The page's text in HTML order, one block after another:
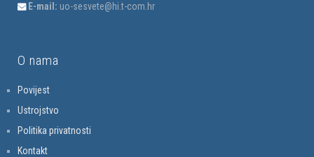
E-mail: uo-sesvete@hi.t-com.hr
O nama
Povijest
Ustrojstvo
Politika privatnosti
Kontakt